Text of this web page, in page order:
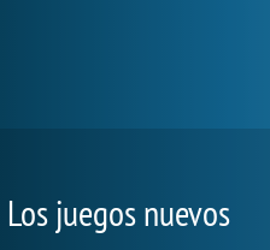
Los juegos nuevos